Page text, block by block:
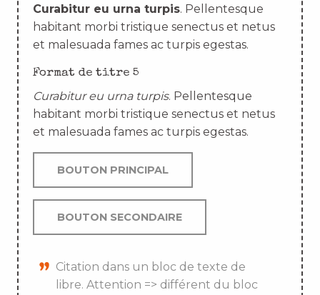
Curabitur eu urna turpis. Pellentesque
habitant morbi tristique senectus et netus
et malesuada fames ac turpis egestas.
Format de titre 5
Curabitur eu urna turpis. Pellentesque
habitant morbi tristique senectus et netus
et malesuada fames ac turpis egestas.
BOUTON PRINCIPAL
BOUTON SECONDAIRE
Citation dans un bloc de texte de
libre. Attention => différent du bloc